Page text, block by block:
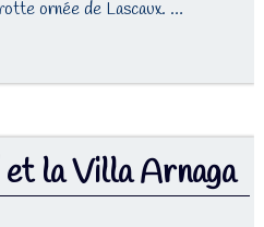
ornée de Lascaux. …
et la Villa Arnaga